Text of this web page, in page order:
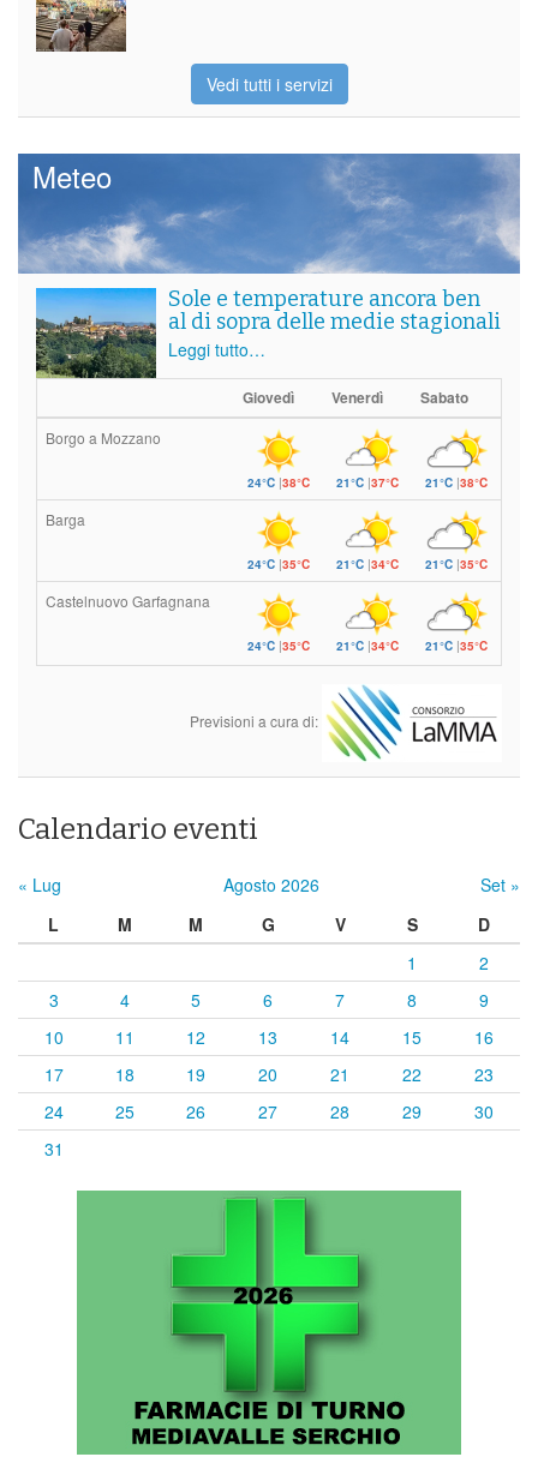
Vedi tutti i servizi
Meteo
Sole e temperature ancora ben
al di sopra delle medie stagionali
Leggi tutto…
Giovedì Venerdì Sabato
Borgo a Mozzano
24°C |38°C 21°C |37°C 21°C |38°C
Barga
24°C |35°C 21°C |34°C 21°C |35°C
Castelnuovo Garfagnana
24°C |35°C 21°C |34°C 21°C |35°C
Previsioni a cura di:
Calendario eventi
« Lug Agosto 2026
Set »
L
M M G V S
D
1
2
3
4 5 6 7 8
9
10
11 12 13 14 15
16
17
18 19 20 21 22
23
24
25 26 27 28 29
30
31